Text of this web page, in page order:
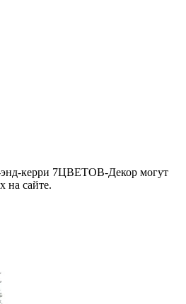
керри 7ЦВЕТОВ-Декор могут
на сайте.